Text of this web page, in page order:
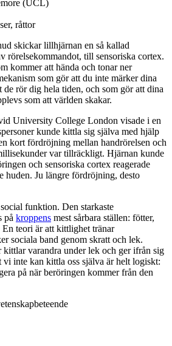
(UCL)
råttor
skickar lillhjärnan en så kallad
rörelsekommandot, till sensoriska cortex.
kommer att hända och tonar ner
som gör att du inte märker dina
de rör dig hela tiden, och som gör att dina
som att världen skakar.
University College London visade i en
kunde kittla sig själva med hjälp
kort fördröjning mellan handrörelsen och
var tillräckligt. Hjärnan kunde
och sensoriska cortex reagerade
huden. Ju längre fördröjning, desto
funktion. Den starkaste
på kroppens mest sårbara ställen: fötter,
teori är att kittlighet tränar
sociala band genom skratt och lek.
varandra under lek och ger ifrån sig
inte kan kittla oss själva är helt logiskt:
på när beröringen kommer från den
beteende